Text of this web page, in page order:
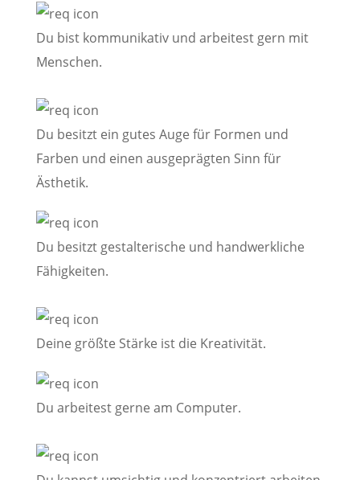
Du bist kommunikativ und arbeitest gern mit
Menschen.
Du besitzt ein gutes Auge für Formen und
Farben und einen ausgeprägten Sinn für
Ästhetik.
Du besitzt gestalterische und handwerkliche
Fähigkeiten.
Deine größte Stärke ist die Kreativität.
Du arbeitest gerne am Computer.